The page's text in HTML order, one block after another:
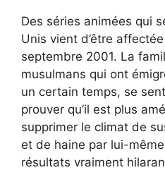
Des séries animées qui
Unis vient d’être
septembre 2001. La
musulmans qui ont
un certain temps, se
prouver qu’il est plus
supprimer le climat de
et de haine par lui-
résultats vraiment